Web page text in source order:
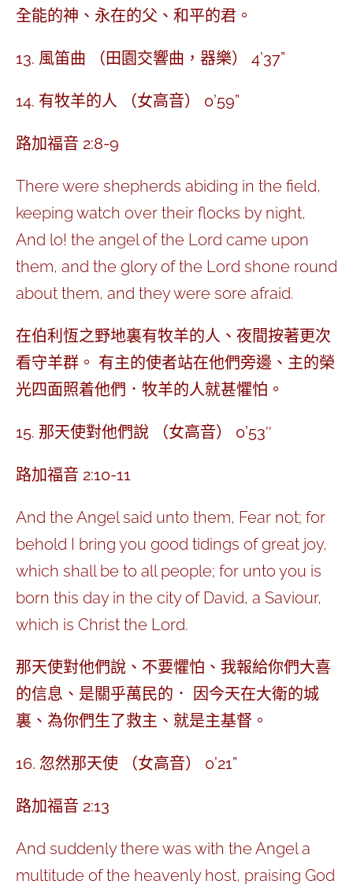
全能的神、永在的父、和平的君。
13. 風笛曲 （田園交響曲，器樂） 4’37”
14. 有牧羊的人 （女高音） 0’59”
路加福音 2:8-9
There were shepherds abiding in the field,
keeping watch over their flocks by night,
And lo! the angel of the Lord came upon
them, and the glory of the Lord shone round
about them, and they were sore afraid.
在伯利恆之野地裏有牧羊的人、夜間按著更次
看守羊群。 有主的使者站在他們旁邊、主的榮
光四面照着他們．牧羊的人就甚懼怕。
15. 那天使對他們說 （女高音） 0’53″
路加福音 2:10-11
And the Angel said unto them, Fear not; for
behold I bring you good tidings of great joy,
which shall be to all people; for unto you is
born this day in the city of David, a Saviour,
which is Christ the Lord.
那天使對他們說、不要懼怕、我報給你們大喜
的信息、是關乎萬民的． 因今天在大衛的城
裏、為你們生了救主、就是主基督。
16. 忽然那天使 （女高音） 0’21”
路加福音 2:13
And suddenly there was with the Angel a
multitude of the heavenly host, praising God